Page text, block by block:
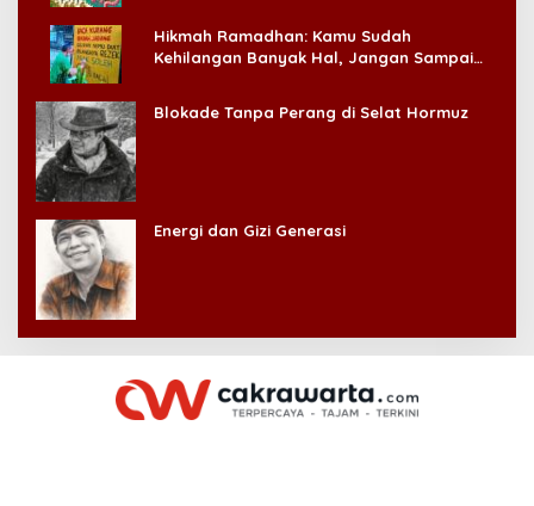
Hikmah Ramadhan: Kamu Sudah
Kehilangan Banyak Hal, Jangan Sampai
Blokade Tanpa Perang di Selat Hormuz
Energi dan Gizi Generasi